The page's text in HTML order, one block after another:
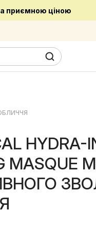
приємною ціною
HYDRA-